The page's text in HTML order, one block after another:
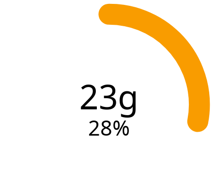
23g
28%